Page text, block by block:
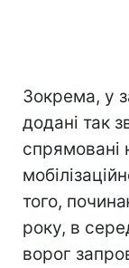
Зокрема, у
додані так
того,
року, в
ворог